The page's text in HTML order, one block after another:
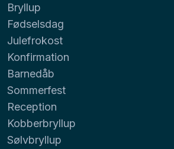
Bryllup
Fødselsdag
Julefrokost
Konfirmation
Barnedåb
Sommerfest
Reception
Kobberbryllup
Sølvbryllup